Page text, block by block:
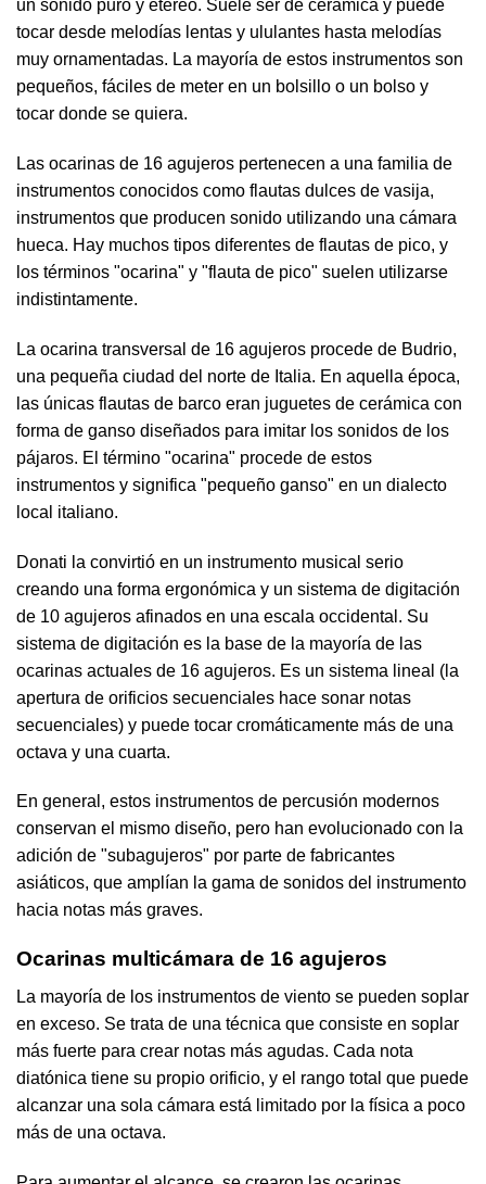
un sonido puro y etéreo. Suele ser de cerámica y puede
tocar desde melodías lentas y ululantes hasta melodías
muy ornamentadas. La mayoría de estos instrumentos son
pequeños, fáciles de meter en un bolsillo o un bolso y
tocar donde se quiera.
Las ocarinas de 16 agujeros pertenecen a una familia de
instrumentos conocidos como flautas dulces de vasija,
instrumentos que producen sonido utilizando una cámara
hueca. Hay muchos tipos diferentes de flautas de pico, y
los términos "ocarina" y "flauta de pico" suelen utilizarse
indistintamente.
La ocarina transversal de 16 agujeros procede de Budrio,
una pequeña ciudad del norte de Italia. En aquella época,
las únicas flautas de barco eran juguetes de cerámica con
forma de ganso diseñados para imitar los sonidos de los
pájaros. El término "ocarina" procede de estos
instrumentos y significa "pequeño ganso" en un dialecto
local italiano.
Donati la convirtió en un instrumento musical serio
creando una forma ergonómica y un sistema de digitación
de 10 agujeros afinados en una escala occidental. Su
sistema de digitación es la base de la mayoría de las
ocarinas actuales de 16 agujeros. Es un sistema lineal (la
apertura de orificios secuenciales hace sonar notas
secuenciales) y puede tocar cromáticamente más de una
octava y una cuarta.
En general, estos instrumentos de percusión modernos
conservan el mismo diseño, pero han evolucionado con la
adición de "subagujeros" por parte de fabricantes
asiáticos, que amplían la gama de sonidos del instrumento
hacia notas más graves.
Ocarinas multicámara de 16 agujeros
La mayoría de los instrumentos de viento se pueden soplar
en exceso. Se trata de una técnica que consiste en soplar
más fuerte para crear notas más agudas. Cada nota
diatónica tiene su propio orificio, y el rango total que puede
alcanzar una sola cámara está limitado por la física a poco
más de una octava.